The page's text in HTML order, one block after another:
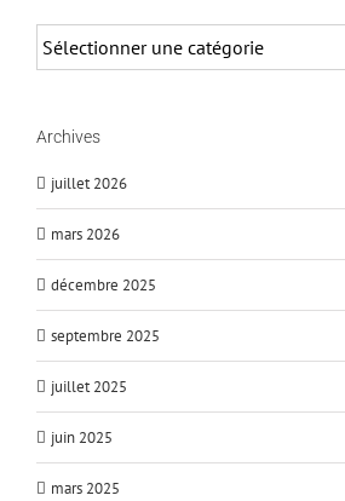
Angles
Archives
juillet 2026
mars 2026
décembre 2025
septembre 2025
juillet 2025
juin 2025
mars 2025